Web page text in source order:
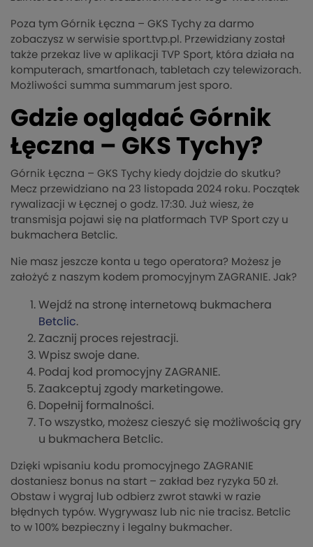
Poza tym Górnik Łęczna – GKS Tychy za darmo
zobaczysz w serwisie sport.tvp.pl. Przewidziany został
także przekaz live w aplikacji TVP Sport, która działa na
komputerach, smartfonach, tabletach czy telewizorach.
Możliwości summa summarum jest sporo.
Gdzie oglądać Górnik
Łęczna – GKS Tychy?
Górnik Łęczna – GKS Tychy kiedy dojdzie do skutku?
Mecz przewidziano na 23 listopada 2024 roku. Początek
rywalizacji w Łęcznej o godz. 17:30. Już wiesz, że
transmisja pojawi się na platformach TVP Sport czy u
bukmachera Betclic.
Nie masz jeszcze konta u tego operatora? Możesz je
założyć z naszym kodem promocyjnym ZAGRANIE. Jak?
Wejdź na stronę internetową bukmachera
Betclic.
Zacznij proces rejestracji.
Wpisz swoje dane.
Podaj kod promocyjny ZAGRANIE.
Zaakceptuj zgody marketingowe.
Dopełnij formalności.
To wszystko, możesz cieszyć się możliwością gry
u bukmachera Betclic.
Dzięki wpisaniu kodu promocyjnego ZAGRANIE
dostaniesz bonus na start – zakład bez ryzyka 50 zł.
Obstaw i wygraj lub odbierz zwrot stawki w razie
błędnych typów. Wygrywasz lub nic nie tracisz. Betclic
to w 100% bezpieczny i legalny bukmacher.